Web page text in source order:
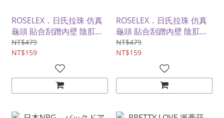
ROSELEX．日氏拉珠 仿真
龜頭 貼合刮蹭內壁 陰肛兩
用拉珠棒【粉色】
NT$479
NT$159
ROSELEX．日氏拉珠 仿真
龜頭 貼合刮蹭內壁 陰肛兩
用拉珠棒【肉色】
NT$479
NT$159